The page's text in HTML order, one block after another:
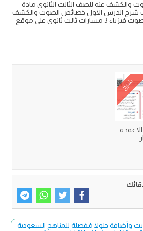
عنه للصف الثالث الثانوي مادة
المسارات شرح الدرس الاول خصائص الصوت والكشف
عنه من الفصل الثالث الصوت فيزياء 3 مسارات ثالث ثانوي على موقع
شرح
وأضافة حلولا مُفصلة للمناهج السعودية